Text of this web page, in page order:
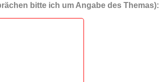
bitte ich um Angabe des Themas):